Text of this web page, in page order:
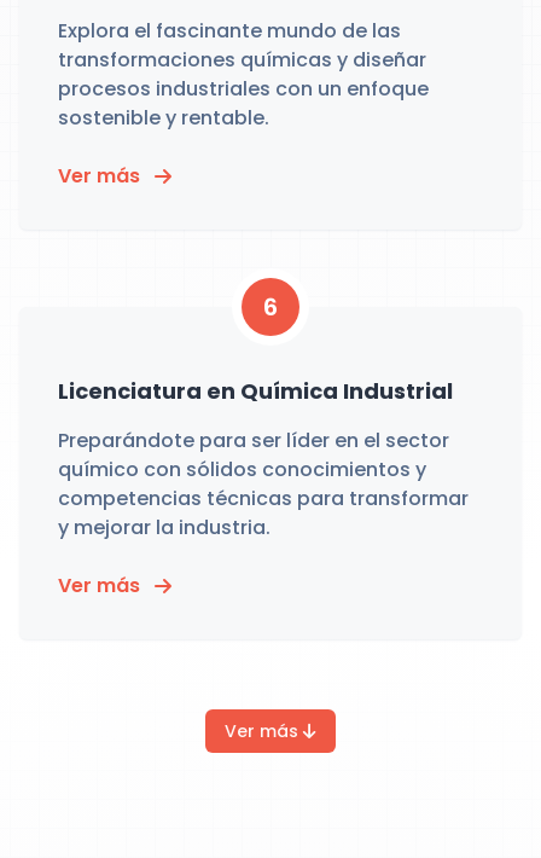
Explora el fascinante mundo de las
transformaciones químicas y diseñar
procesos industriales con un enfoque
sostenible y rentable.
Ver más
6
Licenciatura en Química Industrial
Preparándote para ser líder en el sector
químico con sólidos conocimientos y
competencias técnicas para transformar
y mejorar la industria.
Ver más
Ver más